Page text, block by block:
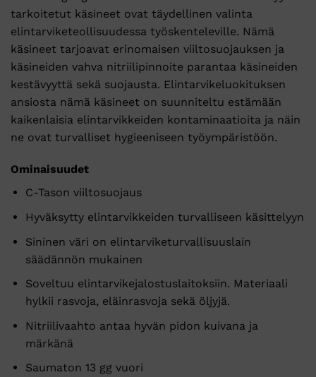
tarkoitetut käsineet ovat täydellinen valinta
elintarviketeollisuudessa työskenteleville. Nämä
käsineet tarjoavat erinomaisen viiltosuojauksen ja
käsineiden vahva nitriilipinnoite parantaa käsineiden
kestävyyttä sekä suojausta. Elintarvikeluokituksen
ansiosta nämä käsineet on suunniteltu estämään
kaikenlaisia elintarvikkeiden kontaminaatioita ja näin
ne ovat turvalliset hygieeniseen työympäristöön.
Ominaisuudet
C-Tason viiltosuojaus
Hyväksytty elintarvikkeiden turvalliseen käsittelyyn
Sininen väri on elintarviketurvallisuuslain
säädännön mukainen
Soveltuu elintarvikejalostuslaitoksiin. Materiaali
hylkii rasvoja, eläinrasvoja sekä öljyjä.
Nitriilivaahto antaa hyvän pidon kuivana ja
märkänä
Saumaton 13 gg vuori